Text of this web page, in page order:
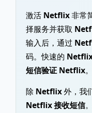
激活 Netflix非常
择服务并获取
输入后，通过
码。快速的
短信验证 Netflix。
除 Netflix外，我
Netflix 接收短信